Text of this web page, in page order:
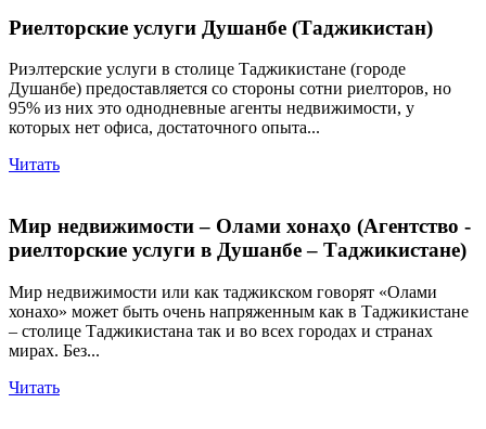
Риелторские услуги Душанбе (Таджикистан)
Риэлтерские услуги в столице Таджикистане (городе
Душанбе) предоставляется со стороны сотни риелторов, но
95% из них это однодневные агенты недвижимости, у
которых нет офиса, достаточного опыта...
Читать
Мир недвижимости – Олами хонаҳо (Агентство -
риелторские услуги в Душанбе – Таджикистане)
Мир недвижимости или как таджикском говорят «Олами
хонахо» может быть очень напряженным как в Таджикистане
– столице Таджикистана так и во всех городах и странах
мирах. Без...
Читать